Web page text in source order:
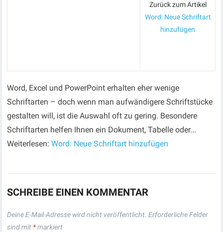
Zurück zum Artikel
Word: Neue Schriftart
hinzufügen
Word, Excel und PowerPoint erhalten eher wenige
Schriftarten – doch wenn man aufwändigere Schriftstücke
gestalten will, ist die Auswahl oft zu gering. Besondere
Schriftarten helfen Ihnen ein Dokument, Tabelle oder...
Weiterlesen:Word: Neue Schriftart hinzufügen
SCHREIBE EINEN KOMMENTAR
Deine E-Mail-Adresse wird nicht veröffentlicht. Erforderliche Felder
sind mit *markiert